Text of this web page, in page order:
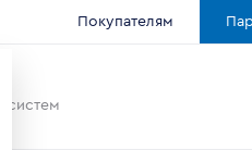
Покупателям
систем